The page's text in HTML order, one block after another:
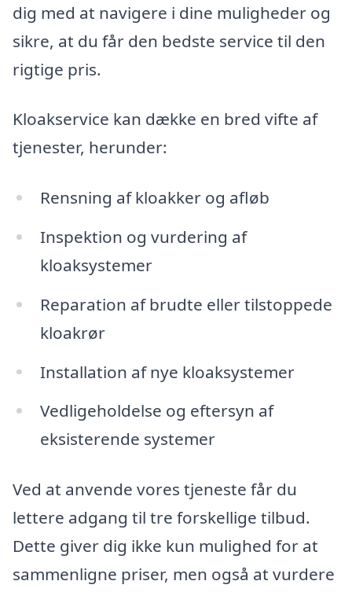
dig med at navigere i dine muligheder og
sikre, at du får den bedste service til den
rigtige pris.
Kloakservice kan dække en bred vifte af
tjenester, herunder:
Rensning af kloakker og afløb
Inspektion og vurdering af
kloaksystemer
Reparation af brudte eller tilstoppede
kloakrør
Installation af nye kloaksystemer
Vedligeholdelse og eftersyn af
eksisterende systemer
Ved at anvende vores tjeneste får du
lettere adgang til tre forskellige tilbud.
Dette giver dig ikke kun mulighed for at
sammenligne priser, men også at vurdere